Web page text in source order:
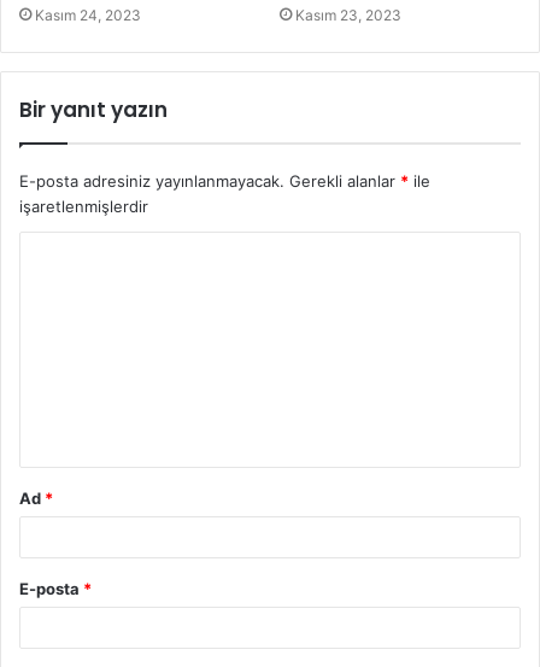
Kasım 24, 2023 Kasım 23, 2023
Bir yanıt yazın
E-posta adresiniz yayınlanmayacak. Gerekli alanlar * ile
işaretlenmişlerdir
Ad *
E-posta *